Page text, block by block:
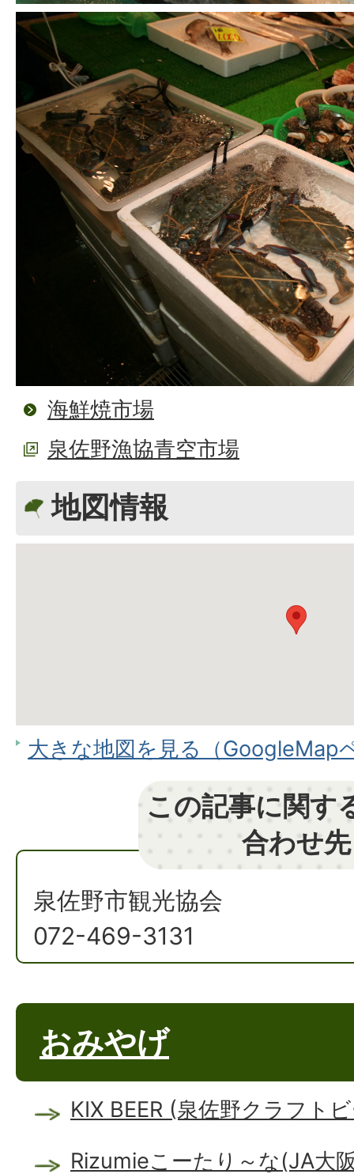
海鮮焼市場
泉佐野漁協青空市場
地図情報
大きな地図を見る（GoogleMap
この記事に関す
合わせ先
泉佐野市観光協会
072-469-3131
おみやげ
KIX BEER (泉佐野クラフト
Rizumieこーたり～な(JA大